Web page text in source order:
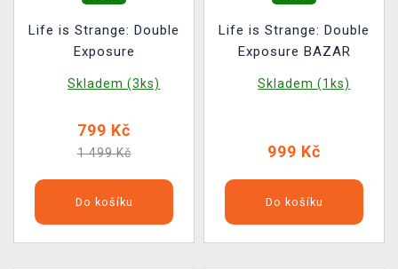
Life is Strange: Double
Exposure
Skladem (3ks)
799 Kč
1 499 Kč
Do košíku
Life is Strange: Double
Exposure BAZAR
Skladem (1ks)
999 Kč
Do košíku